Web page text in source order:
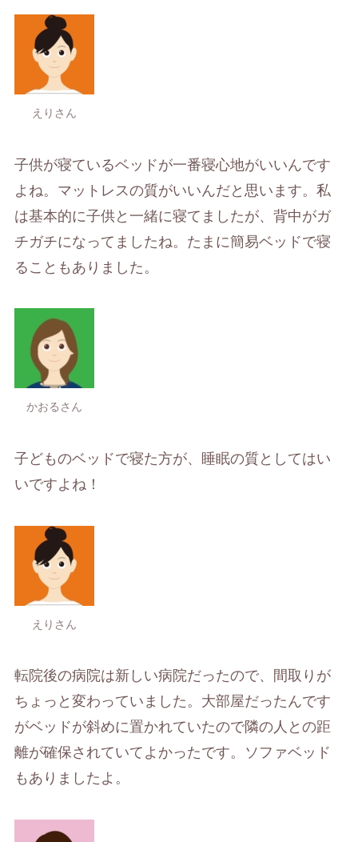
えりさん
子供が寝ているベッドが一番寝心地がいいんです
よね。マットレスの質がいいんだと思います。私
は基本的に子供と一緒に寝てましたが、背中がガ
チガチになってましたね。たまに簡易ベッドで寝
ることもありました。
かおるさん
子どものベッドで寝た方が、睡眠の質としてはい
いですよね！
えりさん
転院後の病院は新しい病院だったので、間取りが
ちょっと変わっていました。大部屋だったんです
がベッドが斜めに置かれていたので隣の人との距
離が確保されていてよかったです。ソファベッド
もありましたよ。